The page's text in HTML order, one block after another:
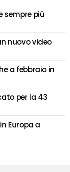
sempre più
nuovo video
a febbraio in
per la 43
Europa a